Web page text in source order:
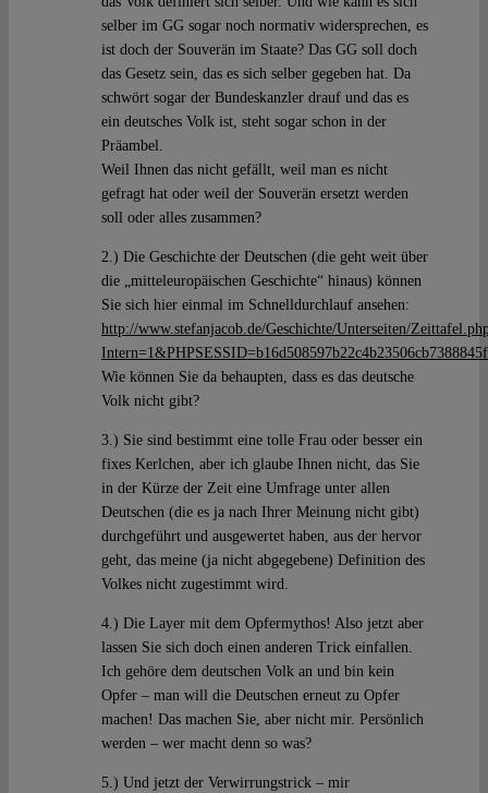
selber im GG sogar noch normativ widersprechen, es
ist doch der Souverän im Staate? Das GG soll doch
das Gesetz sein, das es sich selber gegeben hat. Da
schwört sogar der Bundeskanzler drauf und das es
ein deutsches Volk ist, steht sogar schon in der
Präambel.
Weil Ihnen das nicht gefällt, weil man es nicht
gefragt hat oder weil der Souverän ersetzt werden
soll oder alles zusammen?
2.) Die Geschichte der Deutschen (die geht weit über
die „mitteleuropäischen Geschichte“ hinaus) können
Sie sich hier einmal im Schnelldurchlauf ansehen:
http://www.stefanjacob.de/Geschichte/Unterseiten/
Wie können Sie da behaupten, dass es das deutsche
Volk nicht gibt?
3.) Sie sind bestimmt eine tolle Frau oder besser ein
fixes Kerlchen, aber ich glaube Ihnen nicht, das Sie
in der Kürze der Zeit eine Umfrage unter allen
Deutschen (die es ja nach Ihrer Meinung nicht gibt)
durchgeführt und ausgewertet haben, aus der hervor
geht, das meine (ja nicht abgegebene) Definition des
Volkes nicht zugestimmt wird.
4.) Die Layer mit dem Opfermythos! Also jetzt aber
lassen Sie sich doch einen anderen Trick einfallen.
Ich gehöre dem deutschen Volk an und bin kein
Opfer – man will die Deutschen erneut zu Opfer
machen! Das machen Sie, aber nicht mir. Persönlich
werden – wer macht denn so was?
5.) Und jetzt der Verwirrungstrick – mir